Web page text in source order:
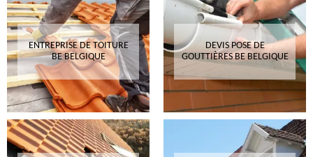
ENTREPRISE DE TOITURE
BE BELGIQUE
DEVIS POSE DE
GOUTTIÈRES BE BELGIQUE